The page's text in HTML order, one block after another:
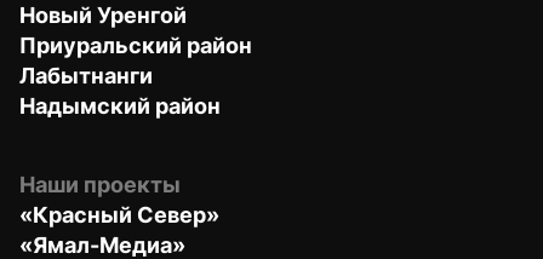
Новый Уренгой
Приуральский район
Лабытнанги
Надымский район
Наши проекты
«Красный Север»
«Ямал-Медиа»